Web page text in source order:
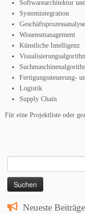
Softwarearchitektur
Systemintegration
Wissensmanagement
Künstliche Intelligenz
Fertigungssteuerung-
Logistik
Supply Chain
Für eine Projektliste oder
nach:
Neueste Beiträge